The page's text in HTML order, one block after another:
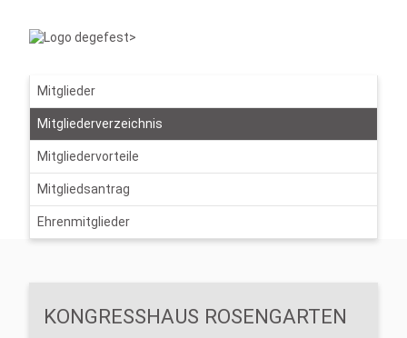
Mitglieder
Mitgliederverzeichnis
Mitgliedervorteile
Mitgliedsantrag
Ehrenmitglieder
KONGRESSHAUS ROSENGARTEN